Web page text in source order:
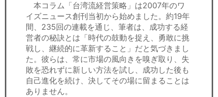
本コラム「台湾流経営策略」は2007年のワ
イズニュース創刊当初から始めました。約19年
間、235回の連載を通じ、筆者は、成功する経
営者の秘訣とは「時代の鼓動を捉え、勇敢に挑
戦し、継続的に革新すること」だと気づきまし
た。彼らは、常に市場の風向きを嗅ぎ取り、失
敗を恐れずに新しい方法を試し、成功した後も
自己進化を続け、決してその場に留まることは
ありません。